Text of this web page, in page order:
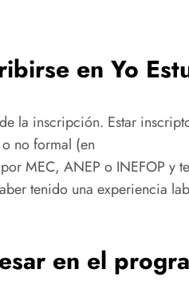
en Yo
la inscripción. Estar
no formal (en
MEC, ANEP o INEFOP
tenido una experiencia
en el